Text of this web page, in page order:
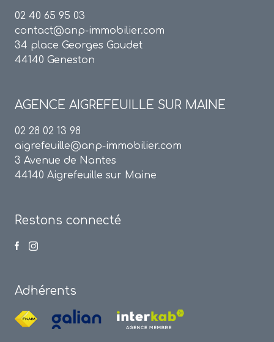
02 40 65 95 03
contact@anp-immobilier.com
34 place Georges Gaudet
44140 Geneston
AGENCE AIGREFEUILLE SUR MAINE
02 28 02 13 98
aigrefeuille@anp-immobilier.com
3 Avenue de Nantes
44140 Aigrefeuille sur Maine
Restons connecté
Adhérents